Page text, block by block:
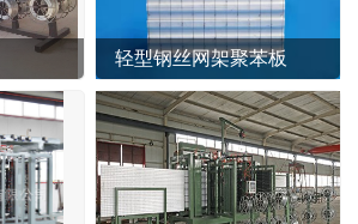
轻型钢丝网架聚苯板